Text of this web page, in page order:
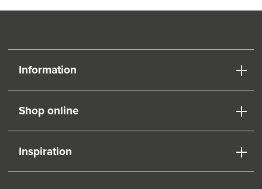
Information
Shop online
Inspiration